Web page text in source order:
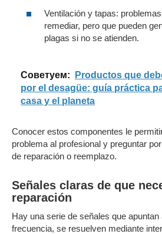
Ventilación y tapas:
remediar, pero que pueden
plagas si no se atienden.
Cоветуем:
Productos que
por el desagüe: guía práctica
casa y el planeta
Conocer estos componentes le
problema al profesional y preguntar
de reparación o reemplazo.
Señales claras de que
reparación
Hay una serie de señales que
frecuencia, se resuelven mediante